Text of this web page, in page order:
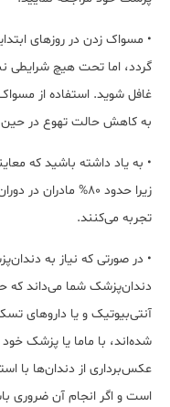
• مسواک زدن در روزهای
گردد، اما تحت هیچ شرایطی
غافل شوید. استفاده از
به کاهش حالت تهوع در
• به یاد داشته باشید که
زیرا حدود 80%
تجربه می‌کنند.
• در صورتی که نیاز به
دندان‌پزشک شما می‌داند که
آنتی‌بیوتیک و یا داروهای
شده‌اند، با ماما یا پزشک
عکس‌برداری از دندان‌ها با
است و اگر انجام آن ضروری